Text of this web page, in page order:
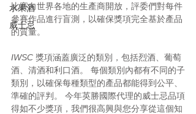
水果酒
威士忌
比賽向世界各地的生產商開放，評委們對每件
參賽作品進行盲測，以確保獎項完全基於產品
的質量。
IWSC 獎項涵蓋廣泛的類別，包括烈酒、葡萄
酒、清酒和利口酒。 每個類別內都有不同的子
類別，以確保每種類型的產品都能得到公平、
準確的評判。 今年英勝國際代理的威士忌品項
得如不少獎項，我們很高興與您分享從這個知